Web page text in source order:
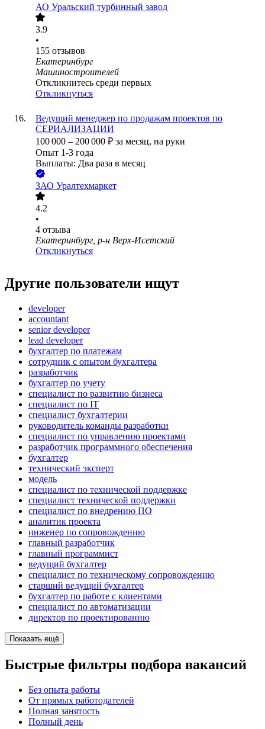
АО Уральский турбинный завод
3.9
•
155 отзывов
Екатеринбург
Машиностроителей
Откликнитесь среди первых
Откликнуться
Ведущий менеджер по продажам проектов по
СЕРИАЛИЗАЦИИ
100 000 – 200 000 ₽ за месяц, на руки
Опыт 1-3 года
Выплаты: Два раза в месяц
ЗАО Уралтехмаркет
4.2
•
4 отзыва
Екатеринбург, р-н Верх-Исетский
Откликнуться
Другие пользователи ищут
developer
accountant
senior developer
lead developer
бухгалтер по платежам
сотрудник с опытом бухгалтера
разработчик
бухгалтер по учету
специалист по развитию бизнеса
специалист по IT
специалист бухгалтерии
руководитель команды разработки
специалист по управлению проектами
разработчик программного обеспечения
бухгалтер
технический эксперт
модель
специалист по технической поддержке
специалист технической поддержки
специалист по внедрению ПО
аналитик проекта
инженер по сопровождению
главный разработчик
главный программист
ведущий бухгалтер
специалист по техническому сопровождению
старший ведущий бухгалтер
бухгалтер по работе с клиентами
специалист по автоматизации
директор по проектированию
Показать ещё
Быстрые фильтры подбора вакансий
Без опыта работы
От прямых работодателей
Полная занятость
Полный день